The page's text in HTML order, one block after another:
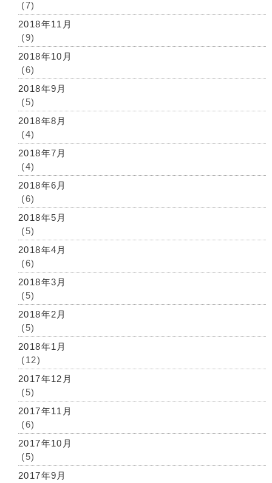
(7)
2018年11月
(9)
2018年10月
(6)
2018年9月
(5)
2018年8月
(4)
2018年7月
(4)
2018年6月
(6)
2018年5月
(5)
2018年4月
(6)
2018年3月
(5)
2018年2月
(5)
2018年1月
(12)
2017年12月
(5)
2017年11月
(6)
2017年10月
(5)
2017年9月